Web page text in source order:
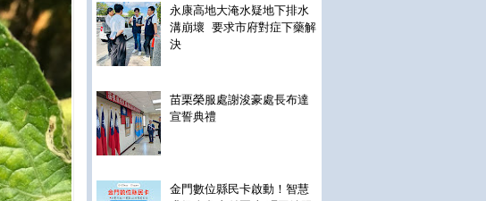
永康高地大淹水疑地下排水
溝崩壞 要求市府對症下藥解
決
苗栗榮服處謝浚豪處長布達
宣誓典禮
金門數位縣民卡啟動！智慧